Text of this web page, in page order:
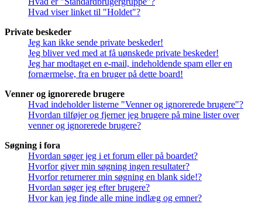
Hvad viser linket til "Holdet"?
Private beskeder
Jeg kan ikke sende private beskeder!
Jeg bliver ved med at få uønskede private beskeder!
Jeg har modtaget en e-mail, indeholdende spam eller en
fornærmelse, fra en bruger på dette board!
Venner og ignorerede brugere
Hvad indeholder listerne "Venner og ignorerede brugere"?
Hvordan tilføjer og fjerner jeg brugere på mine lister over
venner og ignorerede brugere?
Søgning i fora
Hvordan søger jeg i et forum eller på boardet?
Hvorfor giver min søgning ingen resultater?
Hvorfor returnerer min søgning en blank side!?
Hvordan søger jeg efter brugere?
Hvor kan jeg finde alle mine indlæg og emner?